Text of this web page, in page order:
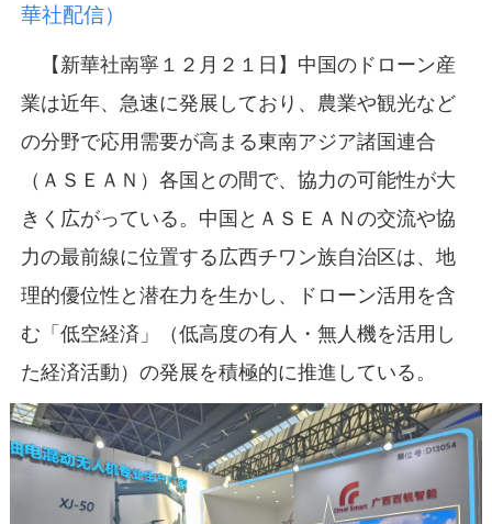
華社配信）
【新華社南寧１２月２１日】中国のドローン産
業は近年、急速に発展しており、農業や観光など
の分野で応用需要が高まる東南アジア諸国連合
（ＡＳＥＡＮ）各国との間で、協力の可能性が大
きく広がっている。中国とＡＳＥＡＮの交流や協
力の最前線に位置する広西チワン族自治区は、地
理的優位性と潜在力を生かし、ドローン活用を含
む「低空経済」（低高度の有人・無人機を活用し
た経済活動）の発展を積極的に推進している。